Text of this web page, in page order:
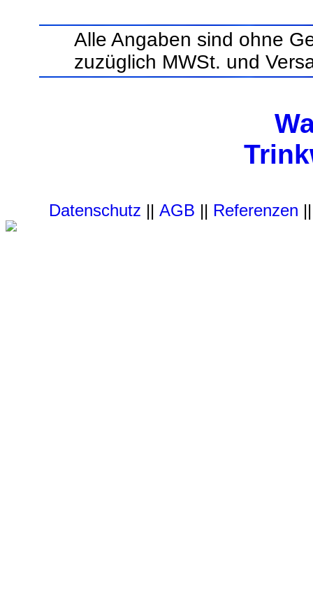
Alle Angaben sind ohne
zuzüglich MWSt. und
Datenschutz || AGB || Referenzen